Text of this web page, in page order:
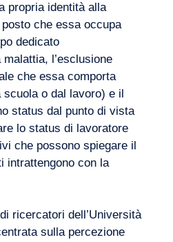
propria identità alla
che essa occupa
dedicato
l’esclusione
che essa comporta
o dal lavoro) e il
status dal punto di vista
lo status di lavoratore
che possono spiegare il
intrattengono con la
ricercatori dell’Università
sulla percezione